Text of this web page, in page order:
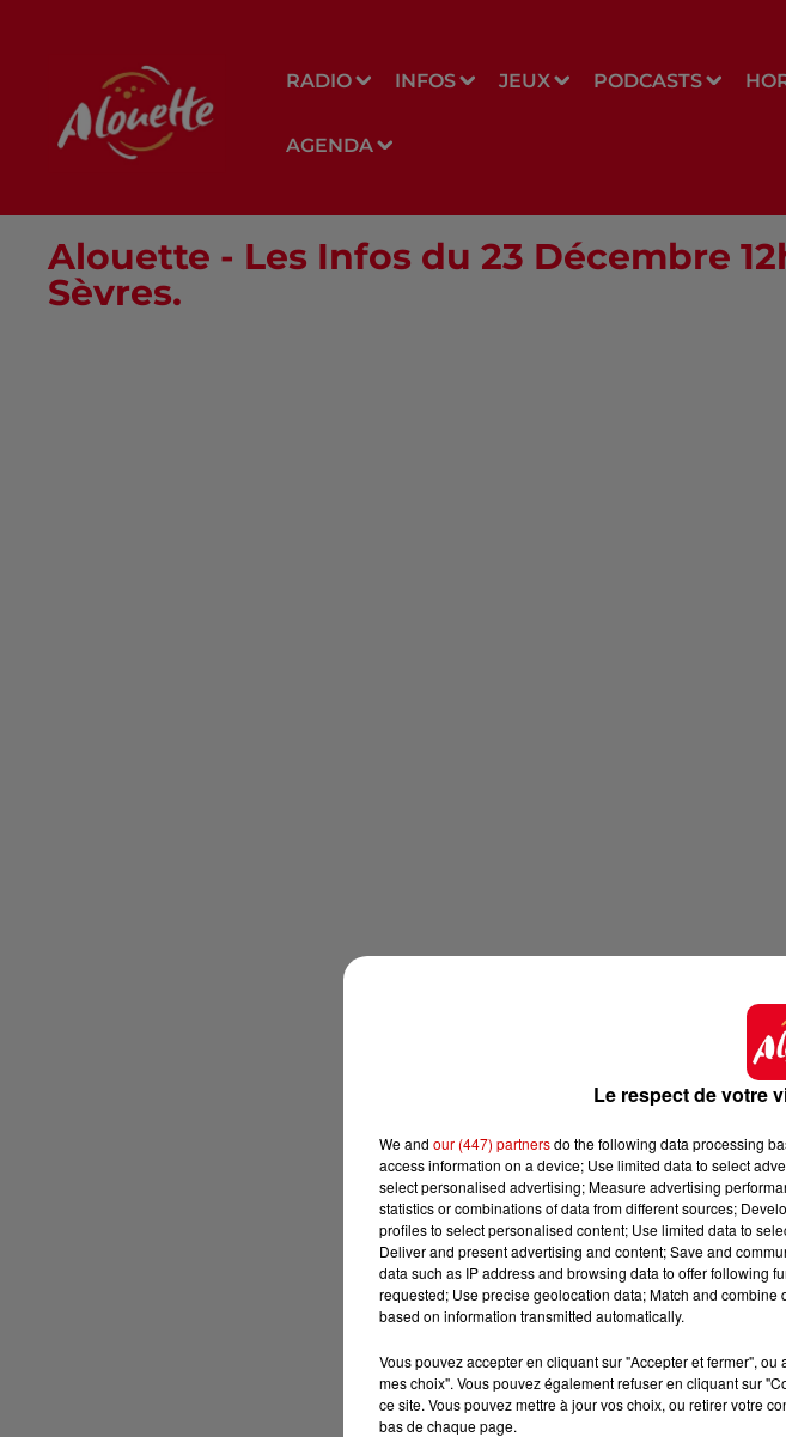
RADIO INFOS JEUX PODCASTS
AGENDA
Alouette - Les Infos du 23 Décembre
Sèvres.
Le respect de votre
We and our (447) partnersdo the following data processing
access information on a device; Use limited data to select
select personalised advertising; Measure advertising
statistics or combinations of data from different sources;
profiles to select personalised content; Use limited data to
Deliver and present advertising and content; Save and
data such as IP address and browsing data to offer following
requested; Use precise geolocation data; Match and
based on information transmitted automatically.
Vous pouvez accepter en cliquant sur "Accepter et fermer",
mes choix". Vous pouvez également refuser en cliquant sur
ce site. Vous pouvez mettre à jour vos choix, ou retirer votre
bas de chaque page.